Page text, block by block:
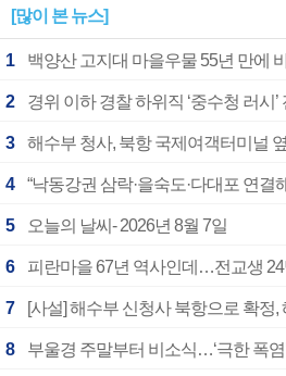
[많이 본 뉴스]
1 백양산 고지대 마을우물 55년 만에
2 경위 이하 경찰 하위직 ‘중수청 러시
3 해수부 청사, 북항 국제여객터미널
4 “낙동강권 삼락·을숙도·다대포 연결
5 오늘의 날씨- 2026년 8월 7일
6 피란마을 67년 역사인데…전교생
7 [사설] 해수부 신청사 북항으로 확정
8 부울경 주말부터 비소식…‘극한 폭염